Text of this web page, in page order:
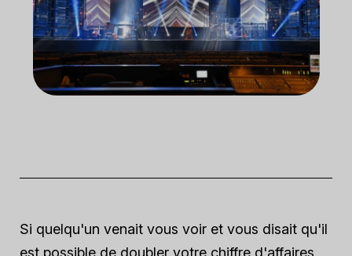
Si quelqu'un venait vous voir et vous disait qu'il
est possible de doubler votre chiffre d'affaires